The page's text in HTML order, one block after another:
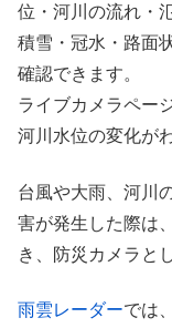
位・河川の流れ・
積雪・冠水・路面
確認できます。
ライブカメラペー
河川水位の変化が
台風や大雨、河川
害が発生した際は
き、防災カメラと
雨雲レーダーでは